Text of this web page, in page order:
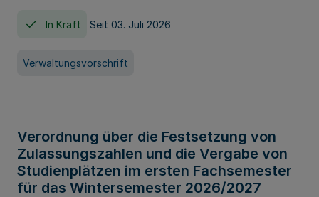
In Kraft Seit 03. Juli 2026
Verwaltungsvorschrift
Verordnung über die Festsetzung von
Zulassungszahlen und die Vergabe von
Studienplätzen im ersten Fachsemester
für das Wintersemester 2026/2027